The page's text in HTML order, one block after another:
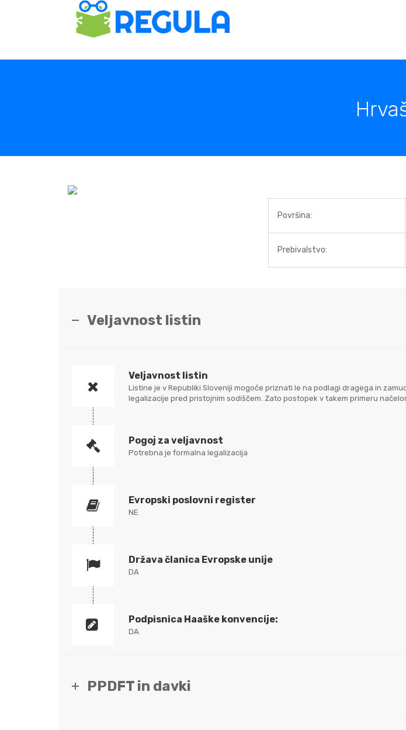
Površina:
Prebivalstvo:
Veljavnost listin
Veljavnost listin
Listine je v Republiki Sloveniji mogoče priznati le na podlagi dragega in
legalizacije pred pristojnim sodiščem. Zato postopek v takem primeru
Pogoj za veljavnost
Potrebna je formalna legalizacija
Evropski poslovni register
NE
Država članica Evropske unije
DA
Podpisnica Haaške konvencije:
DA
PPDFT in davki